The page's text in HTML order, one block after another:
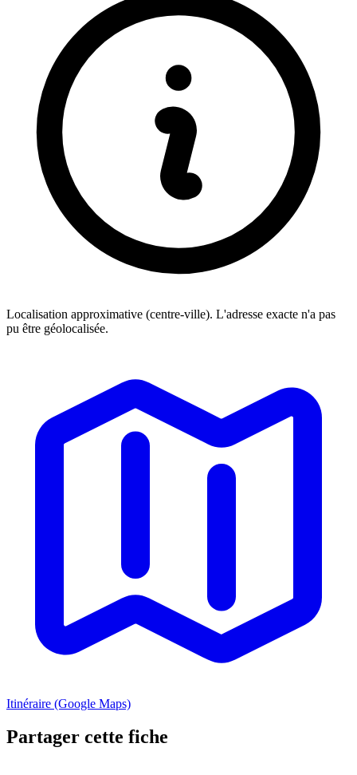
Localisation approximative (centre-ville). L'adresse exacte n'a pas
pu être géolocalisée.
Itinéraire (Google Maps)
Partager cette fiche